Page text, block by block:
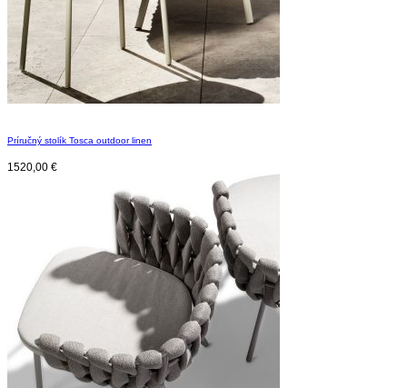
Príručný stolík Tosca outdoor linen
1520,00 €